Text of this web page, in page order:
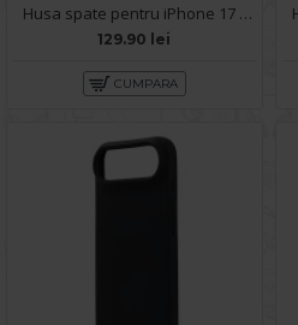
Husa spate pentru iPhone 17 Air Silicon Line - Gri
129.90 lei
CUMPARA